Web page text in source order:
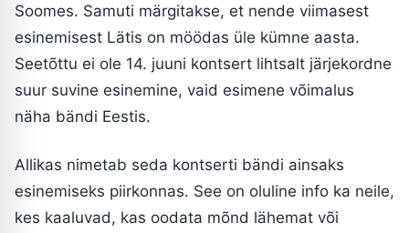
Soomes. Samuti märgitakse, et nende viimasest
esinemisest Lätis on möödas üle kümne aasta.
Seetõttu ei ole 14. juuni kontsert lihtsalt järjekordne
suur suvine esinemine, vaid esimene võimalus
näha bändi Eestis.
Allikas nimetab seda kontserti bändi ainsaks
esinemiseks piirkonnas. See on oluline info ka neile,
kes kaaluvad, kas oodata mõnd lähemat või